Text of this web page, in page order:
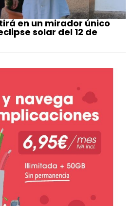
en un mirador único
solar del 12 de